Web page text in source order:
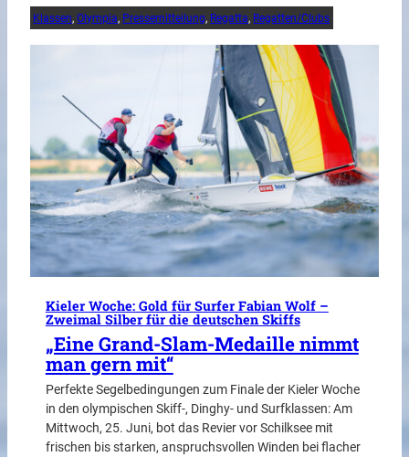
Klassen, Olympia, Pressemitteilung, Regatta, Regatten/Clubs
Kieler Woche: Gold für Surfer Fabian Wolf –
Zweimal Silber für die deutschen Skiffs
„Eine Grand-Slam-Medaille nimmt
man gern mit“
Perfekte Segelbedingungen zum Finale der Kieler Woche
in den olympischen Skiff-, Dinghy- und Surfklassen: Am
Mittwoch, 25. Juni, bot das Revier vor Schilksee mit
frischen bis starken, anspruchsvollen Winden bei flacher